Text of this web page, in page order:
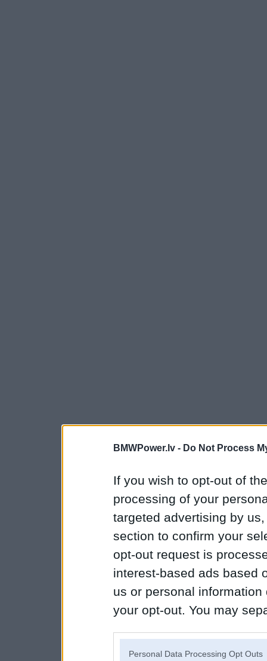
BMWPower.lv - Do Not Process
If you wish to opt-out of
processing of your
targeted advertising by
section to confirm your
opt-out request is
interest-based ads based
us or personal
your opt-out. You may
Personal Data Processing Opt Outs